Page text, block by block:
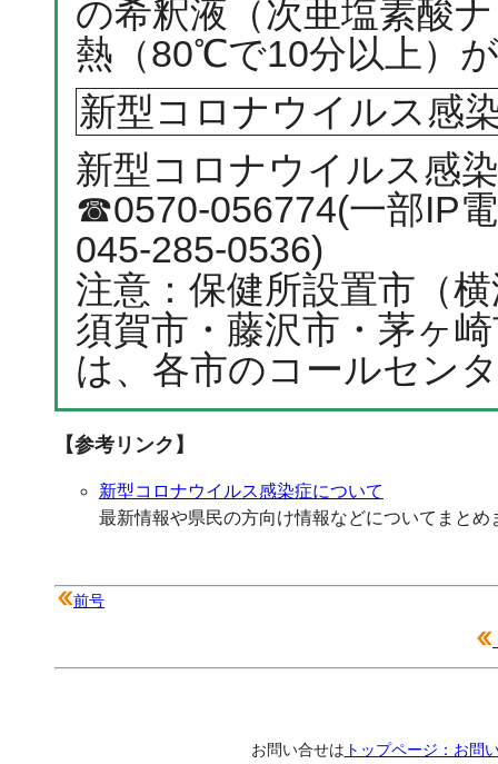
の希釈液（次亜塩素酸
熱（80℃で10分以上）
新型コロナウイルス感
新型コロナウイルス感
☎0570-056774(一部IP
045-285-0536)
注意：保健所設置市（
須賀市・藤沢市・茅ヶ
は、各市のコールセン
【参考リンク】
新型コロナウイルス感染症について
最新情報や県民の方向け情報などについてまとめ
前号
お問い合せは トップページ：お問